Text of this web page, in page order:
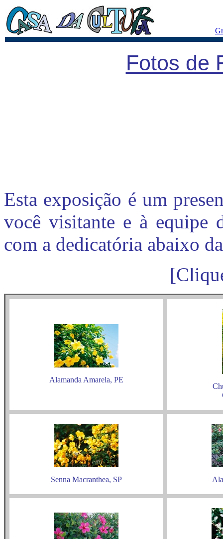
Fotos de
Esta exposição é um
você visitante e à equipe
com a dedicatória abaixo
Alamanda Amarela, PE
Senna Macranthea, SP